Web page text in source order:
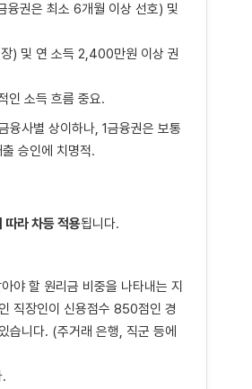
융권은 최소 6개월 이상 선호) 및
) 및 연 소득 2,400만원 이상 권
인 소득 흐름 중요.
사별 상이하나, 1금융권은 보통
승인에 치명적.
따라 차등 적용됩니다.
야 할 원리금 비중을 나타내는 지
직장인이 신용점수 850점인 경
습니다. (주거래 은행, 직군 등에